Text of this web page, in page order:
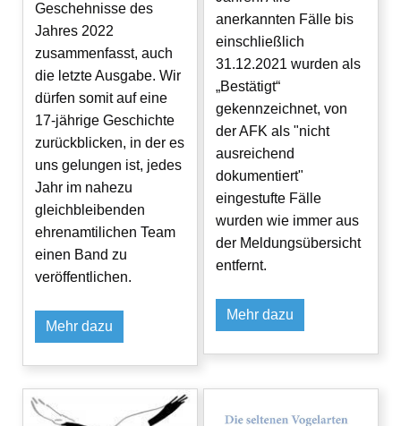
Geschehnisse des
Jahres 2022
zusammenfasst, auch
die letzte Ausgabe. Wir
dürfen somit auf eine
17-jährige Geschichte
zurückblicken, in der es
uns gelungen ist, jedes
Jahr im nahezu
gleichbleibenden
ehrenamtilichen Team
einen Band zu
veröffentlichen.
Mehr dazu
anerkannten Fälle bis
einschließlich
31.12.2021 wurden als
„Bestätigt“
gekennzeichnet, von
der AFK als "nicht
ausreichend
dokumentiert"
eingestufte Fälle
wurden wie immer aus
der Meldungsübersicht
entfernt.
Mehr dazu